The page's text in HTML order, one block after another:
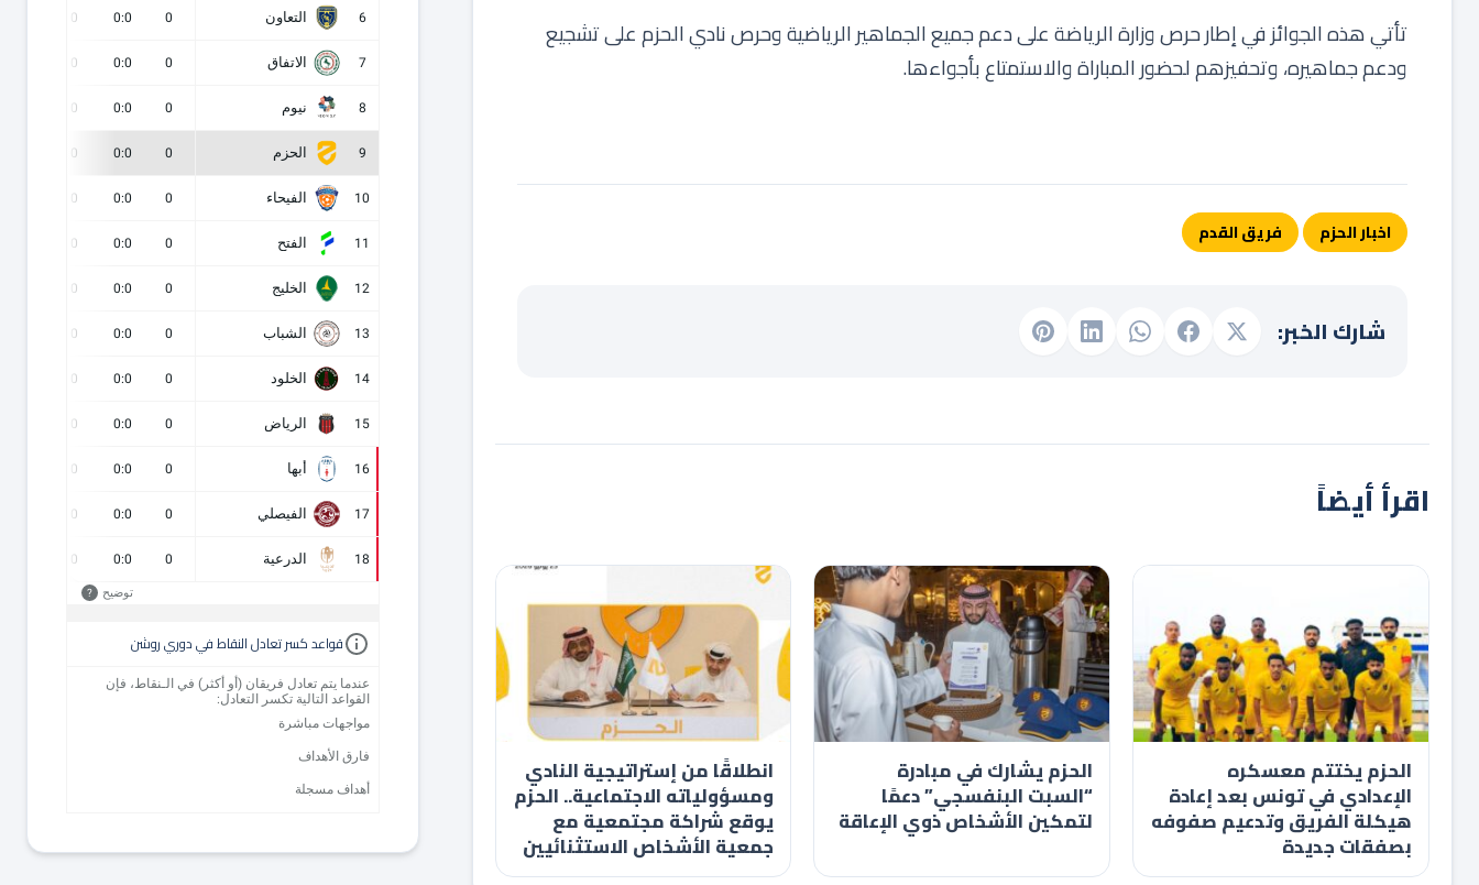
تأتي هذه الجوائز في إطار حرص وزارة الرياضة على دعم جميع الجماهير الرياضية وحرص نادي الحزم على تشجيع
ودعم جماهيره، وتحفيزهم لحضور المباراة والاستمتاع بأجواءها.
اخبار الحزم فريق القدم
شارك الخبر:
اقرأ أيضاً
الحزم يختتم معسكره
الإعدادي في تونس بعد إعادة
هيكلة الفريق وتدعيم صفوفه
بصفقات جديدة
الحزم يشارك في مبادرة
“السبت البنفسجي” دعمًا
لتمكين الأشخاص ذوي الإعاقة
انطلاقًا من إستراتيجية النادي
ومسؤولياته الاجتماعية.. الحزم
يوقع شراكة مجتمعية مع
جمعية الأشخاص الاستثنائيين
6 التعاون 0
0:0
0
7 الاتفاق 0
0:0
0
8 نيوم 0
0:0
0
9 الحزم 0
0:0
0
10 الفيحاء 0
0:0
0
11 الفتح 0
0:0
0
12 الخليج 0
0:0
0
13 الشباب 0
0:0
0
14 الخلود 0
0:0
0
15 الرياض 0
0:0
0
16 أبها 0
0:0
0
17 الفيصلي 0
0:0
0
18 الدرعية 0
0:0
0
توضيح ?
قواعد كسر تعادل النقاط في دوري روشن
عندما يتم تعادل فريقان (أو أكثر) في الـنقاط، فإن
القواعد التالية تكسر التعادل:
مواجهات مباشرة
فارق الأهداف
أهداف مسجلة